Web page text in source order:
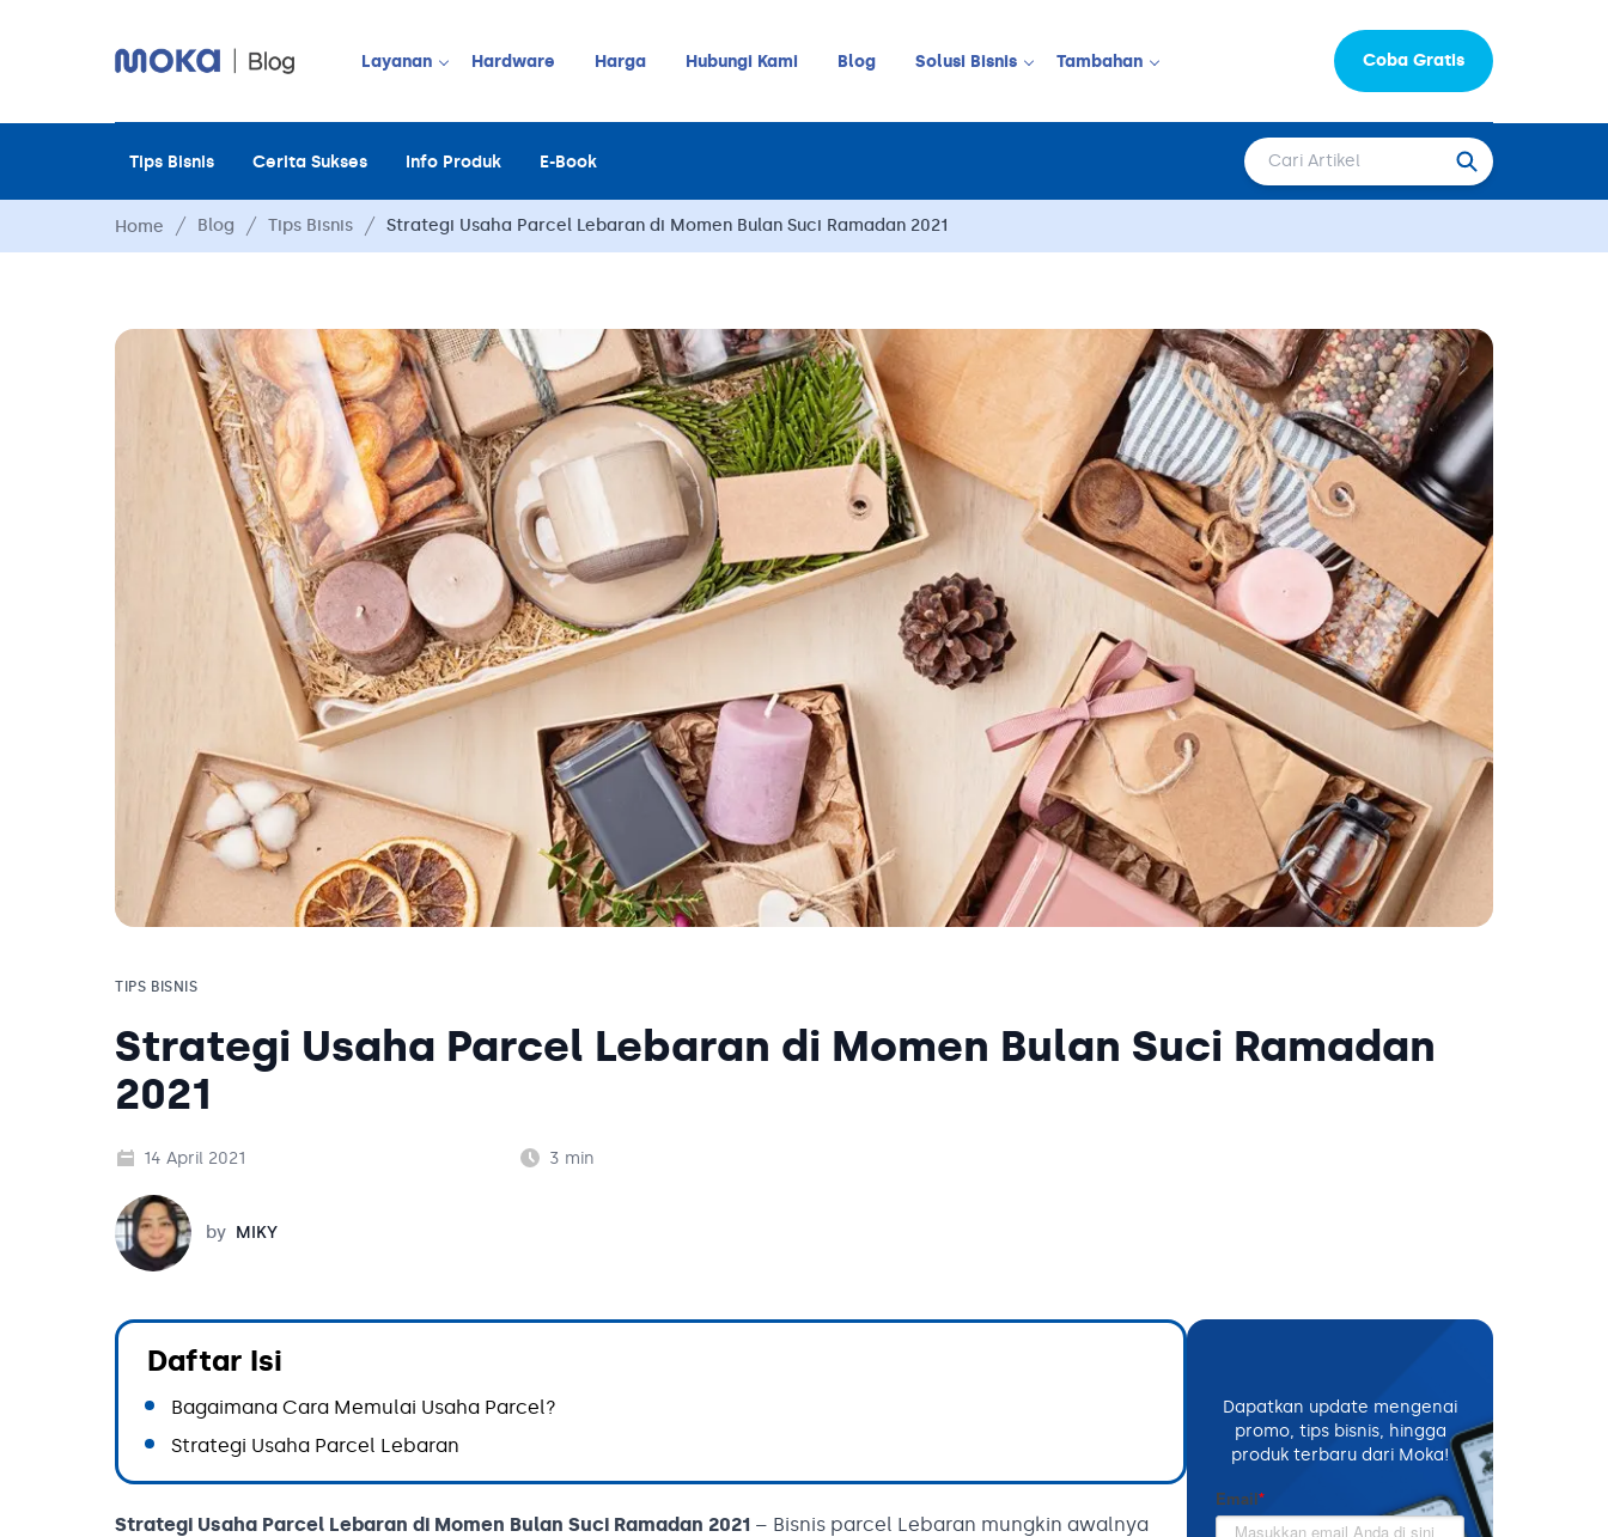
Layanan
Point of Sale
Payment
Manajemen Pelanggan
Manajemen Stok
Manajemen Meja
Manajemen Karyawan
Online Order Management
Hardware Harga Hubungi Kami Blog Solusi Bisnis Tambahan
Informasi Perusahaan
Moka Learning Hub
Coba Gratis
Tips Bisnis Cerita Sukses Info Produk E-Book
Home Blog Tips Bisnis Strategi Usaha Parcel Lebaran di Momen Bulan Suci Ramadan 2021
TIPS BISNIS
Strategi Usaha Parcel Lebaran di Momen Bulan Suci Ramadan
2021
14 April 2021 3 min
Miky
by MIKY
Daftar Isi
Bagaimana Cara Memulai Usaha Parcel?
Strategi Usaha Parcel Lebaran
Strategi Usaha Parcel Lebaran di Momen Bulan Suci Ramadan 2021 – Bisnis parcel Lebaran mungkin awalnya
Dapatkan update mengenai
promo, tips bisnis, hingga
produk terbaru dari Moka!